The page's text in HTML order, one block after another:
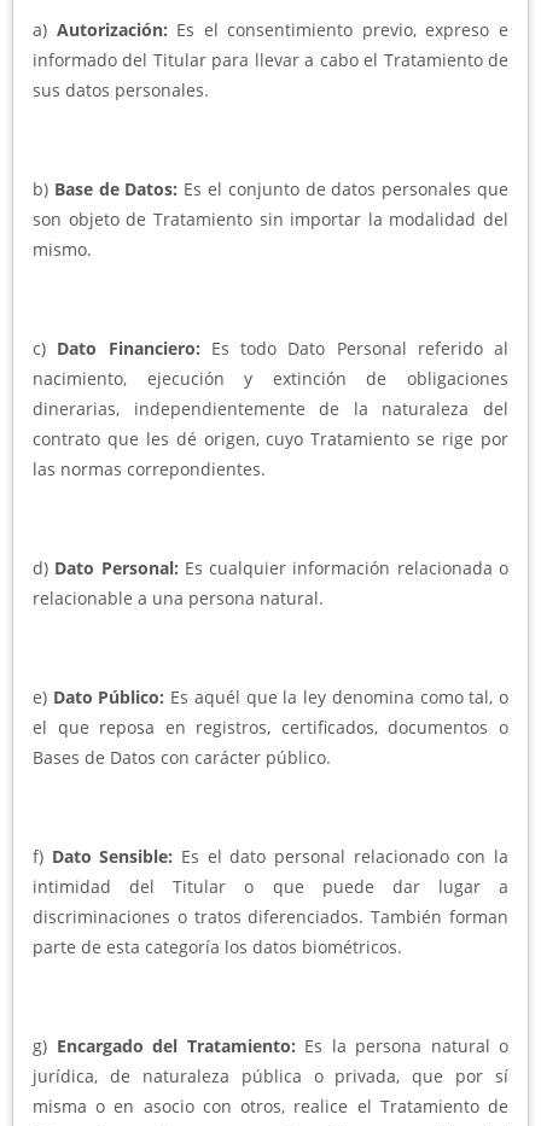
a) Autorización: Es el consentimiento previo, expreso e
informado del Titular para llevar a cabo el Tratamiento de
sus datos personales.
b) Base de Datos: Es el conjunto de datos personales que
son objeto de Tratamiento sin importar la modalidad del
mismo.
c) Dato Financiero: Es todo Dato Personal referido al
nacimiento, ejecución y extinción de obligaciones
dinerarias, independientemente de la naturaleza del
contrato que les dé origen, cuyo Tratamiento se rige por
las normas correpondientes.
d) Dato Personal: Es cualquier información relacionada o
relacionable a una persona natural.
e) Dato Público: Es aquél que la ley denomina como tal, o
el que reposa en registros, certificados, documentos o
Bases de Datos con carácter público.
f) Dato Sensible: Es el dato personal relacionado con la
intimidad del Titular o que puede dar lugar a
discriminaciones o tratos diferenciados. También forman
parte de esta categoría los datos biométricos.
g) Encargado del Tratamiento: Es la persona natural o
jurídica, de naturaleza pública o privada, que por sí
misma o en asocio con otros, realice el Tratamiento de